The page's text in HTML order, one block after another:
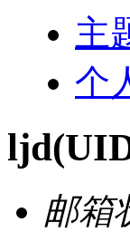
主
个
ljd
邮箱